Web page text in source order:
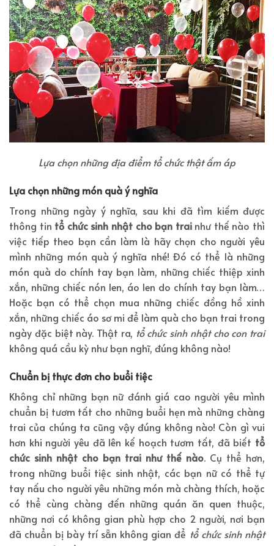
Lựa chọn những địa điểm tổ chức thật ấm áp
Lựa chọn những món quà ý nghĩa
Trong những ngày ý nghĩa, sau khi đã tìm kiếm được
thông tin tổ chức sinh nhật cho bạn trai như thế nào thì
việc tiếp theo bạn cần làm là hãy chọn cho người yêu
mình những món quà ý nghĩa nhé! Đó có thể là những
món quà do chính tay bạn làm, những chiếc thiệp xinh
xắn, những chiếc nón len, áo len do chính tay bạn làm…
Hoặc bạn có thể chọn mua những chiếc đồng hồ xinh
xắn, những chiếc áo sơ mi để làm quà cho bạn trai trong
ngày đặc biệt này. Thật ra, tổ chức sinh nhật cho con trai
không quá cầu kỳ như bạn nghĩ, đúng không nào!
Chuẩn bị thực đơn cho buổi tiệc
Không chỉ những bạn nữ đánh giá cao người yêu mình
chuẩn bị tươm tất cho những buổi hẹn mà những chàng
trai của chúng ta cũng vậy đúng không nào! Còn gì vui
hơn khi người yêu đã lên kế hoạch tươm tất, đã biết tổ
chức sinh nhật cho bạn trai như thế nào. Cụ thể hơn,
trong những buổi tiệc sinh nhật, các bạn nữ có thể tự
tay nấu cho người yêu những món mà chàng thích, hoặc
có thể cùng chàng đến những quán ăn quen thuộc,
những nơi có không gian phù hợp cho 2 người, nơi bạn
đã chuẩn bị bày trí sẵn không gian để tổ chức sinh nhật